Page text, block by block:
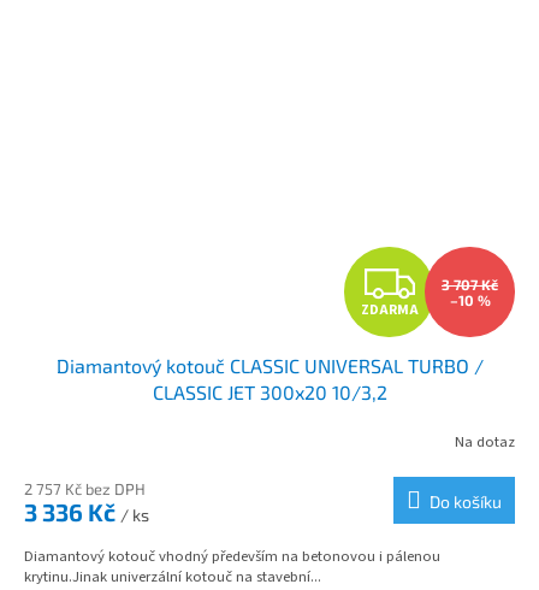
Z
D
A
M
A
ZDARMA
3 707 Kč
–10 %
Diamantový kotouč CLASSIC UNIVERSAL TURBO /
CLASSIC JET 300x20 10/3,2
Na dotaz
2 757 Kč bez DPH
3 336 Kč / ks
Do košíku
Diamantový kotouč vhodný především na betonovou i pálenou
krytinu.Jinak univerzální kotouč na stavební...